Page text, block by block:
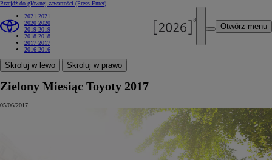
Przejdź do głównej zawartości (Press Enter)
Otwórz menu
2021 2021
2020 2020
2019 2019
2018 2018
2017 2017
2016 2016
Skroluj w lewo Skroluj w prawo
Zielony Miesiąc Toyoty 2017
05/06/2017